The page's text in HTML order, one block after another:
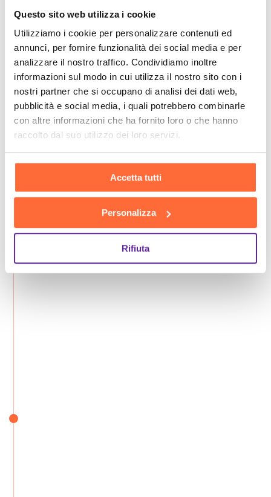
Questo sito web utilizza i cookie
Utilizziamo i cookie per personalizzare contenuti ed
annunci, per fornire funzionalità dei social media e per
analizzare il nostro traffico. Condividiamo inoltre
informazioni sul modo in cui utilizza il nostro sito con i
nostri partner che si occupano di analisi dei dati web,
pubblicità e social media, i quali potrebbero combinarle
con altre informazioni che ha fornito loro o che hanno
raccolto dal suo utilizzo dei loro servizi.
Accetta tutti
Personalizza
Rifiuta